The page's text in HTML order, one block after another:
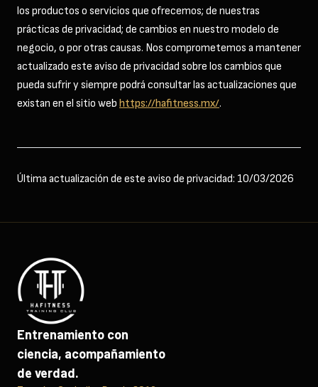
los productos o servicios que ofrecemos; de nuestras
prácticas de privacidad; de cambios en nuestro modelo de
negocio, o por otras causas. Nos comprometemos a mantener
actualizado este aviso de privacidad sobre los cambios que
pueda sufrir y siempre podrá consultar las actualizaciones que
existan en el sitio web https://hafitness.mx/.
Última actualización de este aviso de privacidad: 10/03/2026
Entrenamiento con
ciencia, acompañamiento
de verdad.